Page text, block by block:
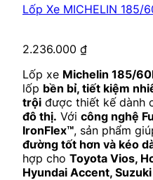
Lốp Xe MICHELIN 185/
2.236.000 ₫
Lốp xe Michelin 185/
lốp bền bỉ, tiết kiệm
trội được thiết kế dành
đô thị. Với công nghệ
IronFlex™, sản phẩm
đường tốt hơn và kéo
hợp cho Toyota Vios,
Hyundai Accent,